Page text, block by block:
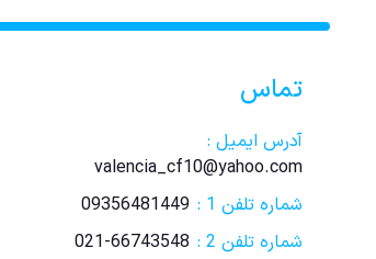
تماس
آدرس ایمیل :
valencia_cf10@yahoo.com
شماره تلفن 1 :
09356481449
شماره تلفن 2 :
021-66743548